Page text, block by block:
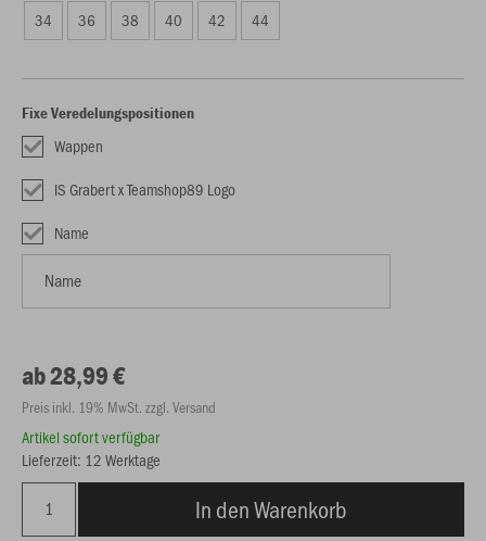
34 36 38 40 42 44
Fixe Veredelungspositionen
Wappen
IS Grabert x Teamshop89 Logo
Name
ab 28,99 €
Preis inkl. 19% MwSt. zzgl. Versand
Artikel sofort verfügbar
Lieferzeit: 12 Werktage
In den Warenkorb